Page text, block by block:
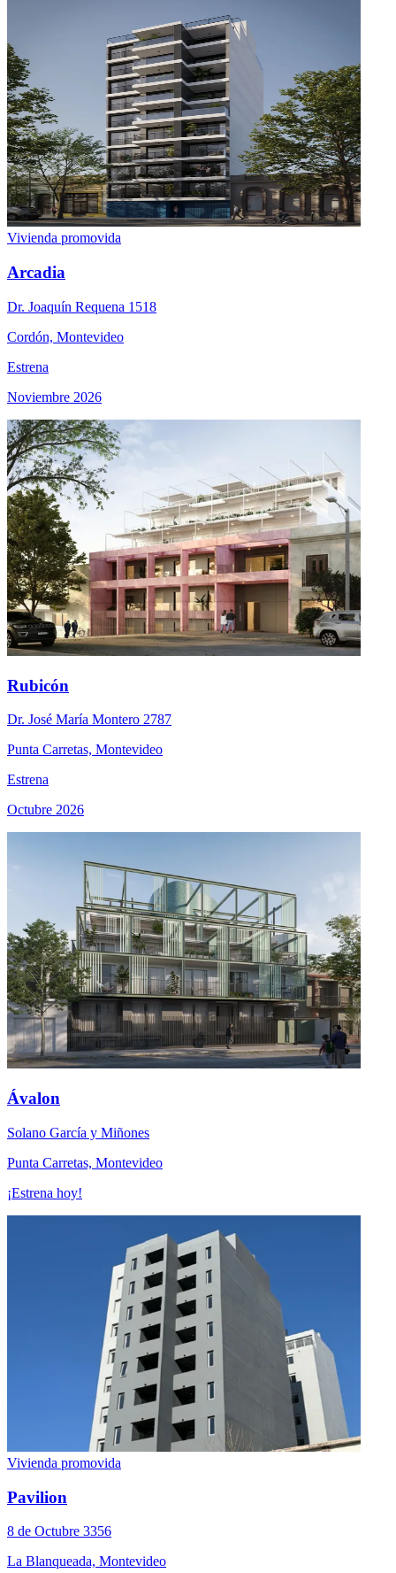
Vivienda promovida
Arcadia
Dr. Joaquín Requena 1518
Cordón, Montevideo
Estrena
Noviembre 2026
Rubicón
Dr. José María Montero 2787
Punta Carretas, Montevideo
Estrena
Octubre 2026
Ávalon
Solano García y Miñones
Punta Carretas, Montevideo
¡Estrena hoy!
Vivienda promovida
Pavilion
8 de Octubre 3356
La Blanqueada, Montevideo